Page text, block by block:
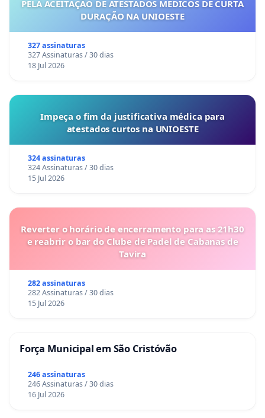
PELA ACEITAÇÃO DE ATESTADOS MÉDICOS DE CURTA
DURAÇÃO NA UNIOESTE
327 assinaturas
327 Assinaturas / 30 dias
18 Jul 2026
Impeça o fim da justificativa médica para
atestados curtos na UNIOESTE
324 assinaturas
324 Assinaturas / 30 dias
15 Jul 2026
Reverter o horário de encerramento para as 21h30
e reabrir o bar do Clube de Padel de Cabanas de
Tavira
282 assinaturas
282 Assinaturas / 30 dias
15 Jul 2026
Força Municipal em São Cristóvão
246 assinaturas
246 Assinaturas / 30 dias
16 Jul 2026